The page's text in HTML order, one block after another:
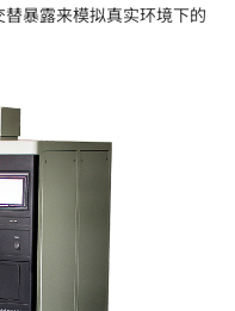
暴露来模拟真实环境下的